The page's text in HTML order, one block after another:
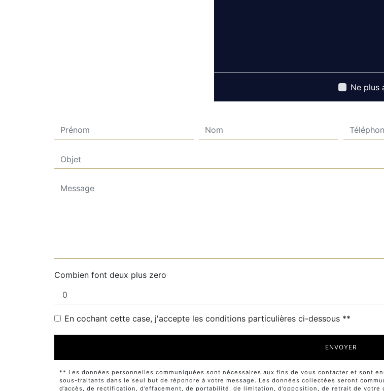
Ne plus
Contactez
Combien font deux plus zero
En cochant cette case, j'accepte les conditions particulières ci-dessous **
ENVOYER
** Les données personnelles communiquées sont nécessaires aux fins de vous contacter et sont
sous-traitants dans le seul but de répondre à votre message. Les données collectées seront
d’accès, de rectification, d’effacement, de portabilité, de limitation, d’opposition, de retrait de